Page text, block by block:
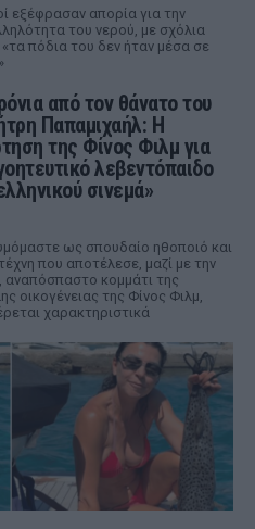
εξέφρασαν απορία για την
του νερού, με σχόλια
πόδια του δεν ήταν μέσα σε
από τον θάνατο του
Παπαμιχαήλ: Η
της Φίνος Φιλμ για
λεβεντόπαιδο
σινεμά»
ως σπουδαίο ηθοποιό και
που αποτέλεσε, μαζί με την
αναπόσπαστο κομμάτι της
οικογένειας της Φίνος Φιλμ,
χαρακτηριστικά